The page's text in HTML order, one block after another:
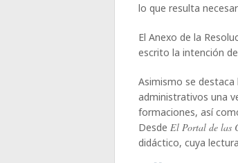
lo que resulta
El Anexo de la
escrito la intención
Asimismo se
administrativos una
formaciones, así
DesdeEl Portal de las
didáctico, cuya